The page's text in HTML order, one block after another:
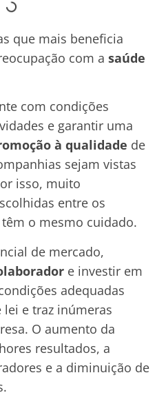
que mais beneficia
com a saúde
com condições
e garantir uma
à qualidade de
sejam vistas
isso, muito
entre os
o mesmo cuidado.
de mercado,
e investir em
adequadas
e traz inúmeras
O aumento da
resultados, a
e a diminuição de